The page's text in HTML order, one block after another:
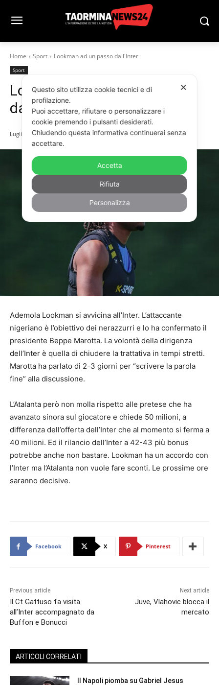
Home Sport Lookman ad un passo dall'Inter
Sport
Lookman ad un passo
dall’Inter
Luglio 29, 2025
Ademola Lookman si avvicina all’Inter. L’attaccante
nigeriano è l’obiettivo dei nerazzurri e lo ha confermato il
presidente Beppe Marotta. La volontà della dirigenza
dell’Inter è quella di chiudere la trattativa in tempi stretti.
Marotta ha parlato di 2-3 giorni per “scrivere la parola
fine” alla discussione.
L’Atalanta però non molla rispetto alle pretese che ha
avanzato sinora sul giocatore e chiede 50 milioni, a
differenza dell’offerta dell’Inter che al momento si ferma a
40 milioni. Ed il rilancio dell’Inter a 42-43 più bonus
potrebbe anche non bastare. Lookman ha un accordo con
l’Inter ma l’Atalanta non vuole fare sconti. Le prossime ore
saranno decisive.
Facebook X Pinterest
Previous article
Il Ct Gattuso fa visita
all’Inter accompagnato da
Buffon e Bonucci
Next article
Juve, Vlahovic blocca il
mercato
ARTICOLI CORRELATI
Il Napoli piomba su Gabriel Jesus
✕
Questo sito utilizza cookie tecnici e di
profilazione.
Puoi accettare, rifiutare o personalizzare i
cookie premendo i pulsanti desiderati.
Chiudendo questa informativa continuerai senza
accettare.
Accetta
Rifiuta
Personalizza